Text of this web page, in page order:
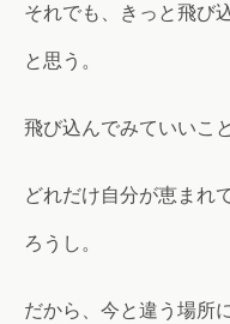
それでも、きっと飛び
と思う。
飛び込んでみていいこ
どれだけ自分が恵まれ
ろうし。
だから、今と違う場所